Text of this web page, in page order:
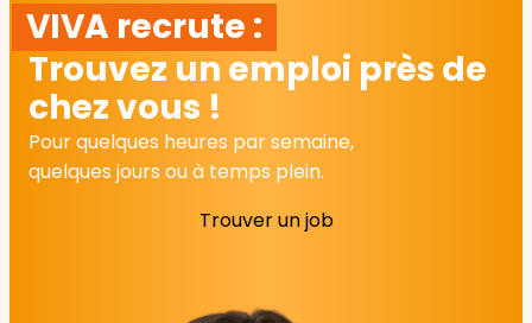
VIVA recrute :
Trouvez un emploi près de
chez vous !
Pour quelques heures par semaine,
quelques jours ou à temps plein.
Trouver un job